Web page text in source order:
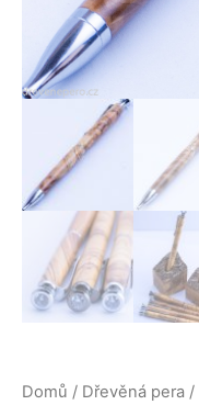
Domů / Dřevěná pera /